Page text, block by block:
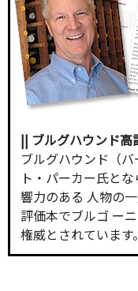
|| ブルグハウンド高
ブルグハウンド（
ト・パーカー氏と
響力のある 人物の
評価本でブルゴ ー
権威とされています。